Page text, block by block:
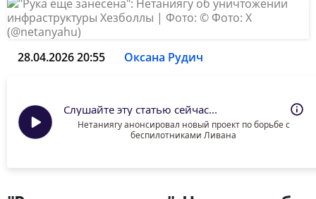
28.04.2026 20:55 Оксана Рудич
Слушайте эту статью сейчас...
Нетаниягу анонсировал новый проект по борьбе с
беспилотниками Ливана